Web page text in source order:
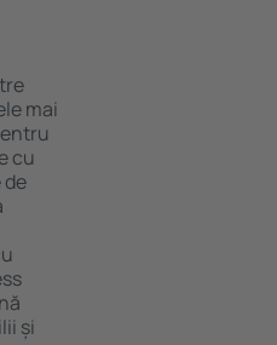
mai
cu
de
și